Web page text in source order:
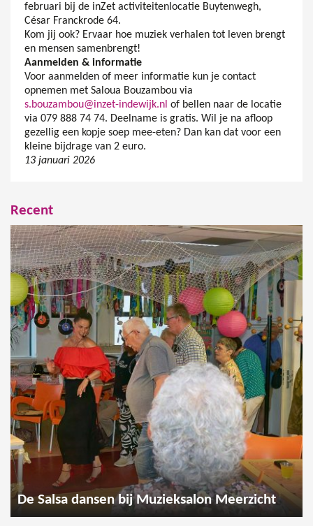
februari bij de inZet activiteitenlocatie Buytenwegh,
César Franckrode 64.
Kom jij ook? Ervaar hoe muziek verhalen tot leven brengt
en mensen samenbrengt!
Aanmelden & informatie
Voor aanmelden of meer informatie kun je contact
opnemen met Saloua Bouzambou via
s.bouzambou@inzet-indewijk.nl of bellen naar de locatie
via 079 888 74 74. Deelname is gratis. Wil je na afloop
gezellig een kopje soep mee-eten? Dan kan dat voor een
kleine bijdrage van 2 euro.
13 januari 2026
Recent
De Salsa dansen bij Muzieksalon Meerzicht